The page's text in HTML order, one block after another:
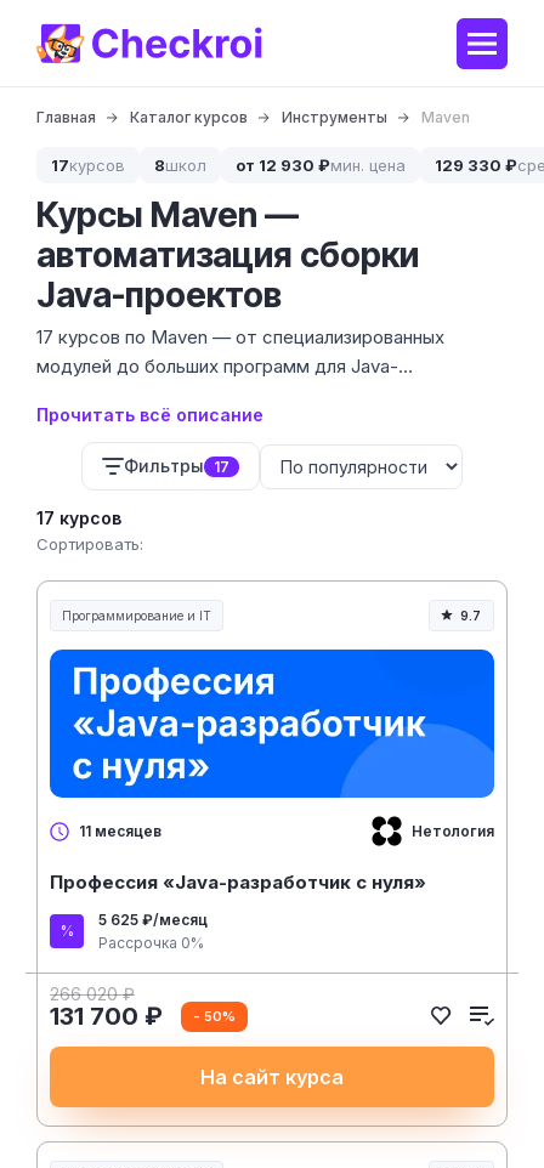
Главная Каталог курсов Инструменты Maven
17курсов 8школ от 12 930 ₽мин. цена 129 330 ₽
Курсы Maven —
автоматизация сборки
Java-проектов
17 курсов по Maven — от специализированных
модулей до больших программ для Java-
53 676 до 195 160 ₽ в зависимости от глубины
погружения и наличия обратной связи. Инструмент
необходим для автоматизации сборки, управления
зависимостями и стандартизации структуры
проектов на Java.
Прочитать всё описание
Фильтры 17
17 курсов
Сортировать:
Программирование и IT 9.7
11 месяцев Нетология
Профессия «Java-разработчик с нуля»
5 625 ₽/месяц
Рассрочка 0%
266 020 ₽
131 700 ₽ - 50%
На сайт курса